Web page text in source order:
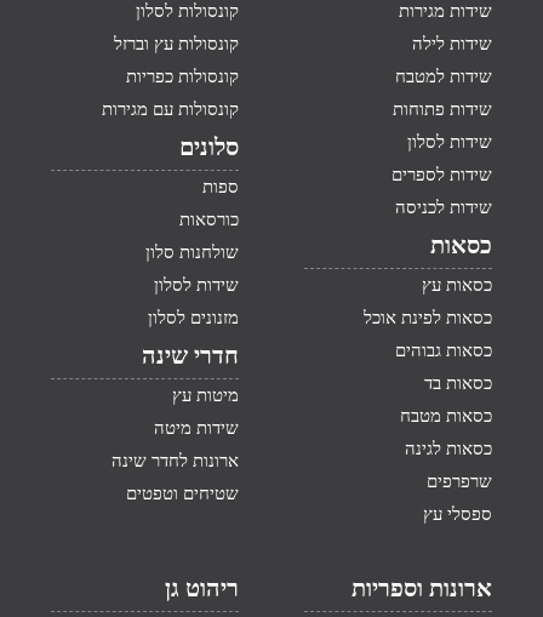
שידות מגירות
שידות לילה
שידות למטבח
שידות פתוחות
שידות לסלון
שידות לספרים
שידות לכניסה
כסאות
כסאות עץ
כסאות לפינת אוכל
כסאות גבוהים
כסאות בד
כסאות מטבח
כסאות לגינה
שרפרפים
ספסלי עץ
קונסולות לסלון
קונסולות עץ וברזל
קונסולות כפריות
קונסולות עם מגירות
סלונים
ספות
כורסאות
שולחנות סלון
שידות לסלון
מזנונים לסלון
חדרי שינה
מיטות עץ
שידות מיטה
ארונות לחדר שינה
שטיחים וטפטים
ארונות וספריות ריהוט גן